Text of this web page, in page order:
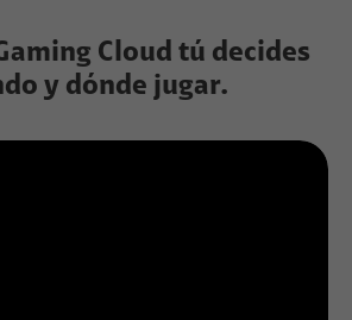
Cloud tú decides
y dónde jugar.